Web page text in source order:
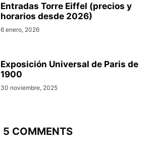
Entradas Torre Eiffel (precios y
horarios desde 2026)
6 enero, 2026
Exposición Universal de Pari­s de
1900
30 noviembre, 2025
5 COMMENTS